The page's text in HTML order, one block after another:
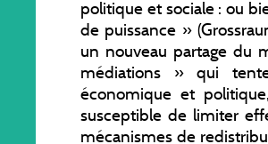
politique et sociale : ou
de puissance »
un nouveau partage du
médiations » qui
économique et
susceptible de limiter
mécanismes de